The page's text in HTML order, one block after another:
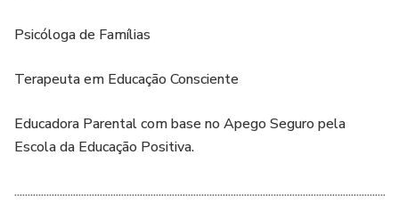
Psicóloga de Famílias
Terapeuta em Educação Consciente
Educadora Parental com base no Apego Seguro pela
Escola da Educação Positiva.